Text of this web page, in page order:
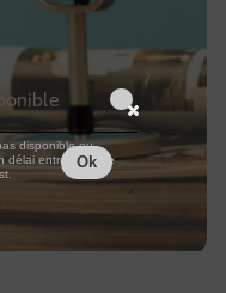
disponible ou
délai entre la fin de
Ok